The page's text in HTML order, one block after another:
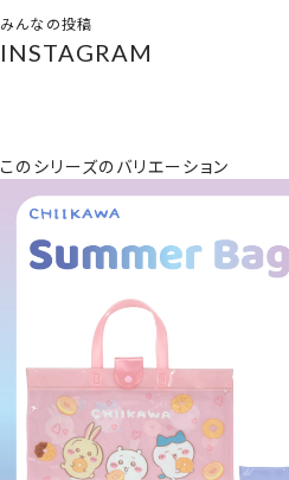
みんなの投稿
INSTAGRAM
このシリーズのバリエーション